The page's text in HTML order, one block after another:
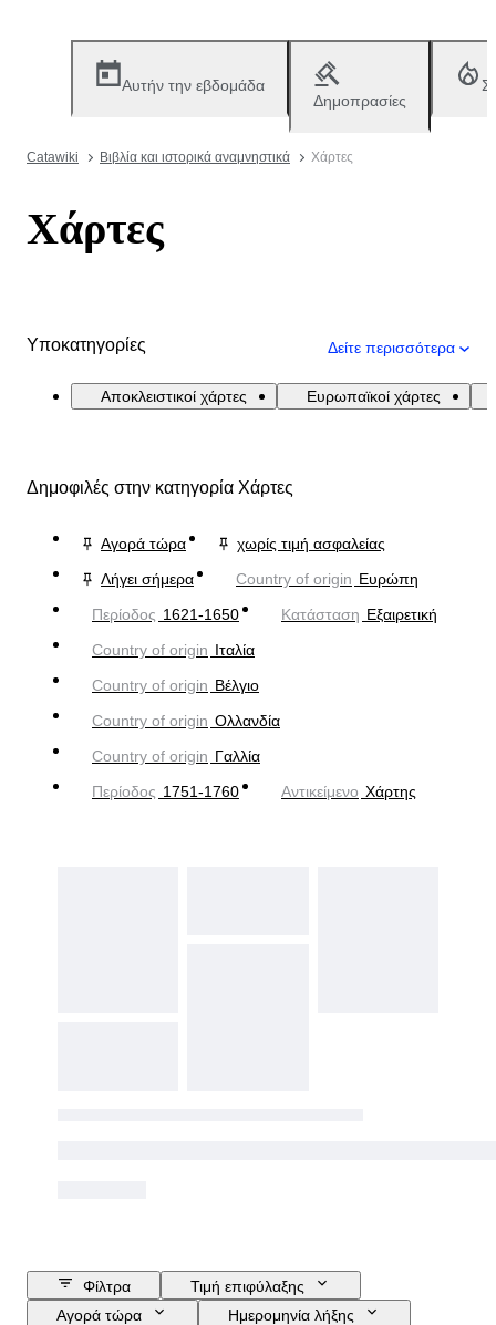
Αυτήν την εβδομάδα
Δημοπρασίες
Catawiki Βιβλία και ιστορικά αναμνηστικά Χάρτες
Χάρτες
Υποκατηγορίες Δείτε περισσότερα
Αποκλειστικοί χάρτες Ευρωπαϊκοί χάρτες
Δημοφιλές στην κατηγορία Χάρτες
Αγορά τώρα
χωρίς τιμή ασφαλείας
Λήγει σήμερα
Country of origin Ευρώπη
Περίοδος 1621-1650 Κατάσταση Εξαιρετική
Country of origin Ιταλία
Country of origin Βέλγιο
Country of origin Ολλανδία
Country of origin Γαλλία
Περίοδος 1751-1760 Αντικείμενο Χάρτης
Φίλτρα
Τιμή επιφύλαξης
Αγορά τώρα
Ημερομηνία λήξης